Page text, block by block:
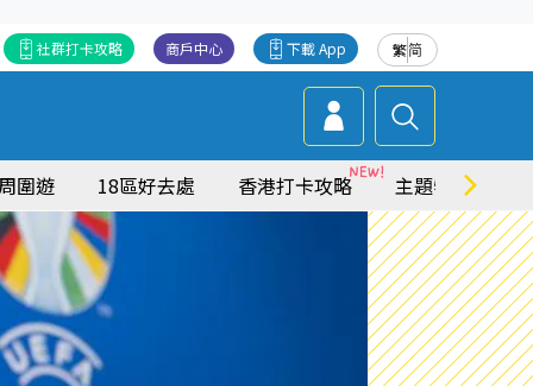
繁简
下載 App
商戶中心
社群打卡攻略
圍遊 18區好去處 香港打卡攻略 主題特集